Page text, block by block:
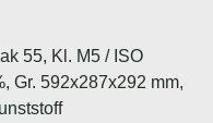
55, Kl. M5 / ISO
Gr. 592x287x292 mm,